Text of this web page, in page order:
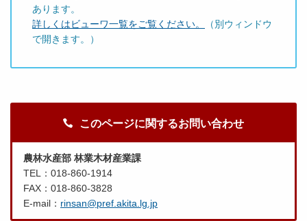
あります。
詳しくはビューワ一覧をご覧ください。
（別ウィンドウ
で開きます。）
このページに関するお問い合わせ
農林水産部 林業木材産業課
TEL：018-860-1914
FAX：018-860-3828
E-mail： rinsan@pref.akita.lg.jp